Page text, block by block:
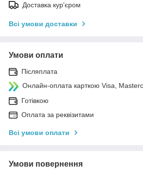
Доставка кур'єром
Всі умови доставки
Умови оплати
Післяплата
Онлайн-оплата карткою Visa,
Готівкою
Оплата за реквізитами
Всі умови оплати
Умови повернення